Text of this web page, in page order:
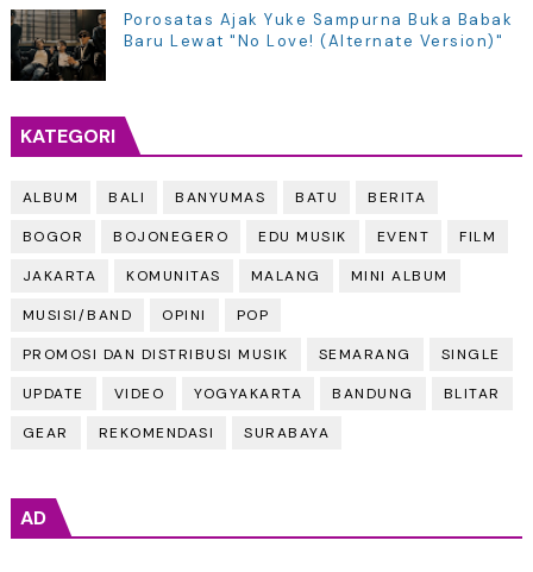
Porosatas Ajak Yuke Sampurna Buka Babak
Baru Lewat "No Love! (Alternate Version)"
KATEGORI
ALBUM BALI BANYUMAS BATU BERITA
BOGOR BOJONEGERO EDU MUSIK EVENT FILM
JAKARTA KOMUNITAS MALANG MINI ALBUM
MUSISI/BAND OPINI POP
PROMOSI DAN DISTRIBUSI MUSIK SEMARANG SINGLE
UPDATE VIDEO YOGYAKARTA BANDUNG BLITAR
GEAR REKOMENDASI SURABAYA
AD